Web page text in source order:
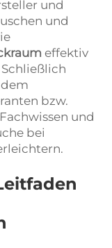
und
und
effektiv
bzw.
und
bei